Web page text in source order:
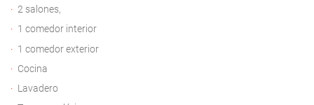
2 salones,
1 comedor interior
1 comedor exterior
Cocina
Lavadero